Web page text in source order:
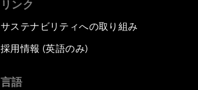
Significance of AlphaGo
Effectively Fight Cybercrime?
A Conversation with NBA Player
リンク
サステナビリティへの取り組み
採用情報 (英語のみ)
言語